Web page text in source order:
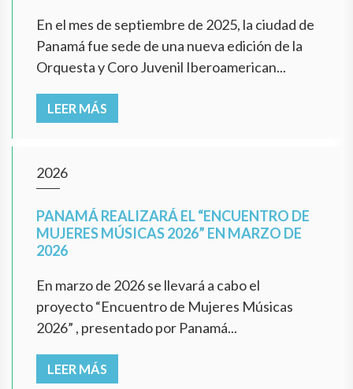
En el mes de septiembre de 2025, la ciudad de
Panamá fue sede de una nueva edición de la
Orquesta y Coro Juvenil Iberoamerican...
LEER MÁS
2026
PANAMÁ REALIZARÁ EL “ENCUENTRO DE
MUJERES MÚSICAS 2026” EN MARZO DE
2026
En marzo de 2026 se llevará a cabo el
proyecto “Encuentro de Mujeres Músicas
2026” , presentado por Panamá...
LEER MÁS